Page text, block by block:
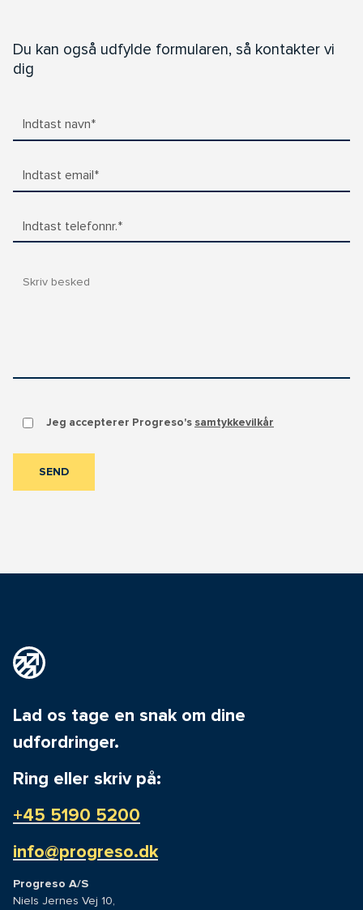
Du kan også udfylde formularen, så kontakter vi
dig
Indtast navn*
Indtast email*
Indtast telefonnr.*
Jeg accepterer Progreso's samtykkevilkår
SEND
Lad os tage en snak om dine
udfordringer.
Ring eller skriv på:
+45 5190 5200
info@progreso.dk
Progreso A/S
Niels Jernes Vej 10,